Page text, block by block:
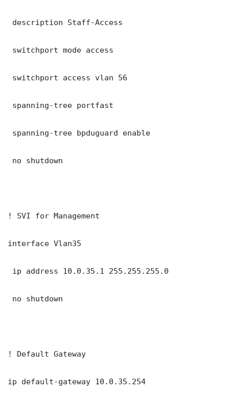
description Staff-Access
switchport mode access
switchport access vlan 56
spanning-tree portfast
spanning-tree bpduguard enable
no shutdown
! SVI for Management
interface Vlan35
ip address 10.0.35.1 255.255.255.0
no shutdown
! Default Gateway
ip default-gateway 10.0.35.254